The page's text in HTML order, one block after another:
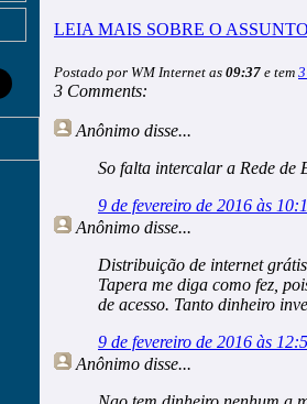
LEIA MAIS SOBRE O
Postado por WM Internet as 09:37 e tem
3 Comments:
Anônimo disse...
So falta intercalar a Rede de
9 de fevereiro de 2016 às
Anônimo disse...
Distribuição de internet
Tapera me diga como fez,
de acesso. Tanto dinheiro
9 de fevereiro de 2016 às
Anônimo disse...